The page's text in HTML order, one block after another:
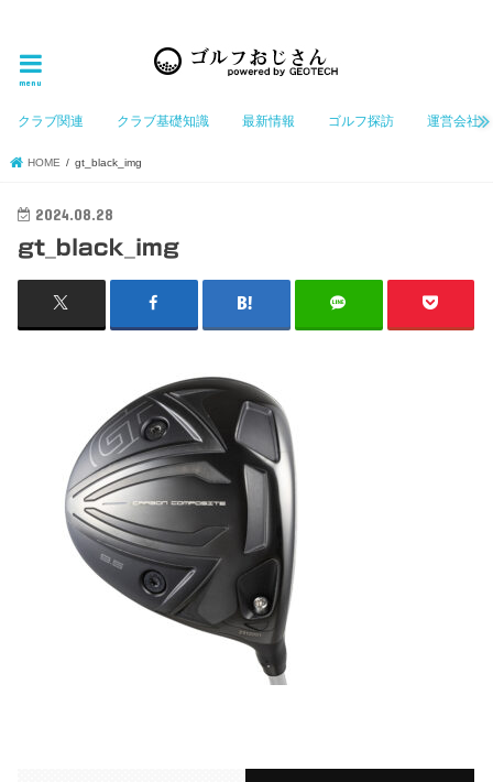
menu
クラブ関連 クラブ基礎知識 最新情報 ゴルフ探訪 運営会社
HOME gt_black_img
2024.08.28
gt_black_img